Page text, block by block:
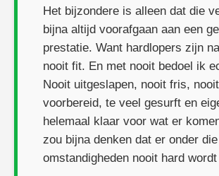
Het bijzondere is alleen dat die
bijna altijd voorafgaan aan een
prestatie. Want hardlopers zijn
nooit fit. En met nooit bedoel ik
Nooit uitgeslapen, nooit fris,
voorbereid, te veel gesurft en
helemaal klaar voor wat er
zou bijna denken dat er onder die
omstandigheden nooit hard